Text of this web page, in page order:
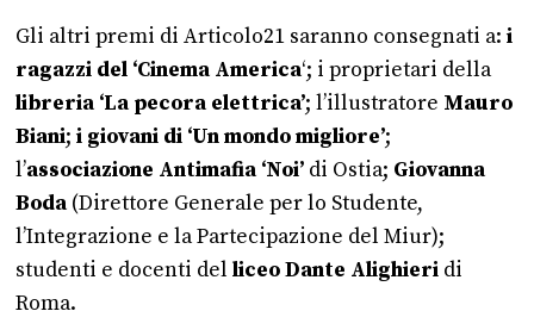
Gli altri premi di Articolo21 saranno consegnati a: i
ragazzi del ‘Cinema America‘; i proprietari della
libreria ‘La pecora elettrica’; l’illustratore Mauro
Biani; i giovani di ‘Un mondo migliore’;
l’associazione Antimafia ‘Noi’ di Ostia; Giovanna
Boda (Direttore Generale per lo Studente,
l’Integrazione e la Partecipazione del Miur);
studenti e docenti del liceo Dante Alighieri di
Roma.